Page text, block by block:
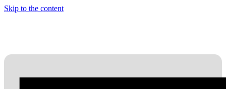
Skip to the content